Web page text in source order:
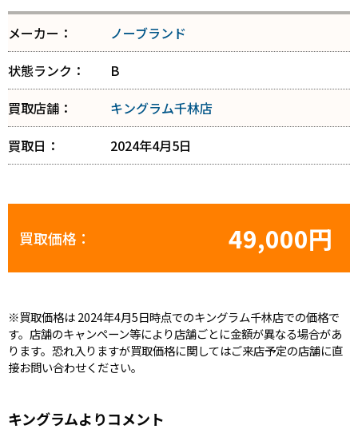
メーカー：
ノーブランド
状態ランク：
B
買取店舗：
キングラム千林店
買取日：
2024年4月5日
買取価格： 49,000円
※買取価格は 2024年4月5日時点でのキングラム千林店での価格で
す。店舗のキャンペーン等により店舗ごとに金額が異なる場合があ
ります。恐れ入りますが買取価格に関してはご来店予定の店舗に直
接お問い合わせください。
キングラムよりコメント